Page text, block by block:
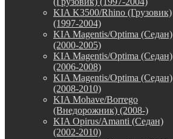
KIA K3500/Rhino (Грузовик)
(1997-2004)
KIA Magentis/Optima (Седан)
(2000-2005)
KIA Magentis/Optima (Седан)
(2006-2008)
KIA Magentis/Optima (Седан)
(2008-2010)
KIA Mohave/Borrego
(Внедорожник) (2008-)
KIA Opirus/Amanti (Седан)
(2002-2010)